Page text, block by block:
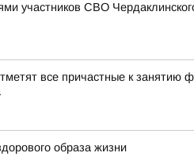
участников СВО
все причастные к занятию
образа жизни